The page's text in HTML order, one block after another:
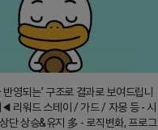
반영되는’ 구조로 결과로 보여드립니
리워드 스테이 / 가드 / 자몽 등 - 시
단 상승&유지 多 - 로직변화, 프로그